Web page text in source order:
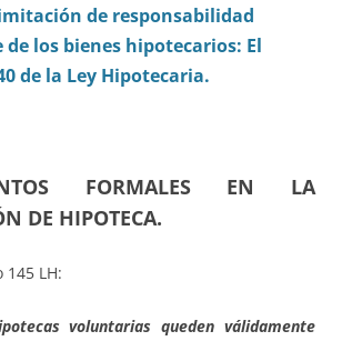
de responsabilidad
los bienes hipotecarios: El
de la Ley Hipotecaria.
FORMALES EN LA
DE HIPOTECA.
LH:
voluntarias queden válidamente